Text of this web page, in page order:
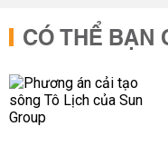
CÓ THỂ BẠN